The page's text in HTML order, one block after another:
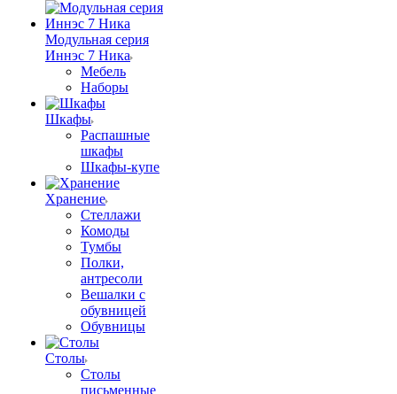
Модульная серия
Иннэс 7 Ника
Мебель
Наборы
Шкафы
Распашные
шкафы
Шкафы-купе
Хранение
Стеллажи
Комоды
Тумбы
Полки,
антресоли
Вешалки с
обувницей
Обувницы
Столы
Столы
письменные